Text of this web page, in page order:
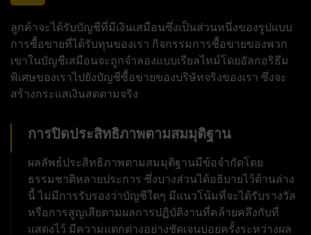
ลูกค้าจะได้รับบัญชีที่มีเงินเสมือนซึ่งเป็นส่วนหนึ่งของรูปแบบ
การซื้อขายที่ได้รับทุนของเรา กิจกรรมการซื้อขายของพวก
เขาในบัญชีเสมือนจะถูกจำลองแบบเรียลไทม์โดยอัลกอริธึม
พิเศษของเราไปยังบัญชีซื้อขายของบริษัทจริงของเรา ซึ่งจะ
สร้างกระแสเงินสดตามจริง
การปิดประสิทธิภาพตามสมมุติฐาน
ผลลัพธ์ประสิทธิภาพตามสมมุติฐานมีข้อจำกัดโดย
ธรรมชาติหลายประการ ซึ่งบางส่วนได้อธิบายไว้ด้านล่าง
นี้ ไม่มีการรับรองว่าบัญชีใดๆ มีแนวโน้มที่จะได้รับรางวัล
หรือการสูญเสียตามผลการปฏิบัติงานที่คล้ายคลึงกับที่
แสดงไว้ มีความแตกต่างอย่างชัดเจนบ่อยครั้งระหว่างผล